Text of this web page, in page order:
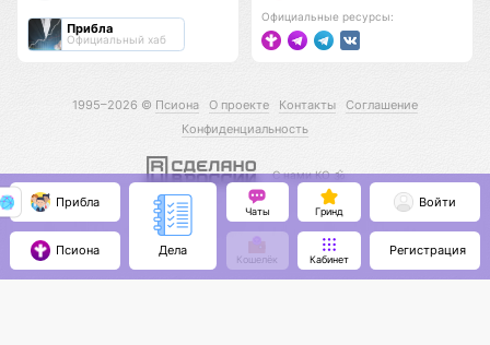
Прибла
Официальный хаб
Официальные ресурсы:
1995–2026 © Псиона О проекте Контакты
Соглашение
Конфиденциальность
С нами КО 🕉️
Прибла
Псиона Дела
Чаты Гринд
Кошелёк Кабинет
Войти
Регистрация